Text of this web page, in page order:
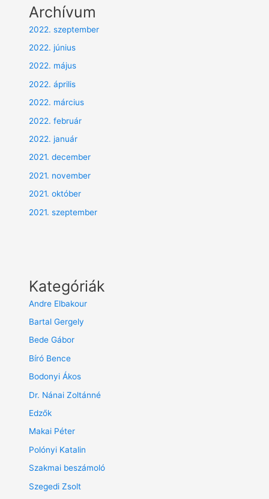
Archívum
2022. szeptember
2022. június
2022. május
2022. április
2022. március
2022. február
2022. január
2021. december
2021. november
2021. október
2021. szeptember
Kategóriák
Andre Elbakour
Bartal Gergely
Bede Gábor
Bíró Bence
Bodonyi Ákos
Dr. Nánai Zoltánné
Edzők
Makai Péter
Polónyi Katalin
Szakmai beszámoló
Szegedi Zsolt